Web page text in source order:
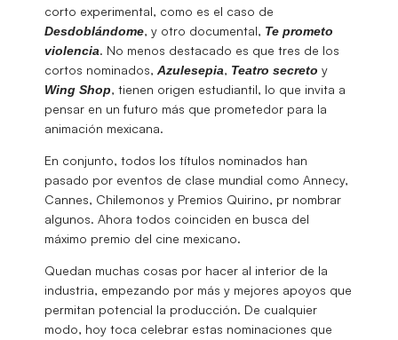
corto experimental, como es el caso de
Desdoblándome, y otro documental, Te prometo
violencia. No menos destacado es que tres de los
cortos nominados, Azulesepia, Teatro secreto y
Wing Shop, tienen origen estudiantil, lo que invita a
pensar en un futuro más que prometedor para la
animación mexicana.
En conjunto, todos los títulos nominados han
pasado por eventos de clase mundial como Annecy,
Cannes, Chilemonos y Premios Quirino, pr nombrar
algunos. Ahora todos coinciden en busca del
máximo premio del cine mexicano.
Quedan muchas cosas por hacer al interior de la
industria, empezando por más y mejores apoyos que
permitan potencial la producción. De cualquier
modo, hoy toca celebrar estas nominaciones que